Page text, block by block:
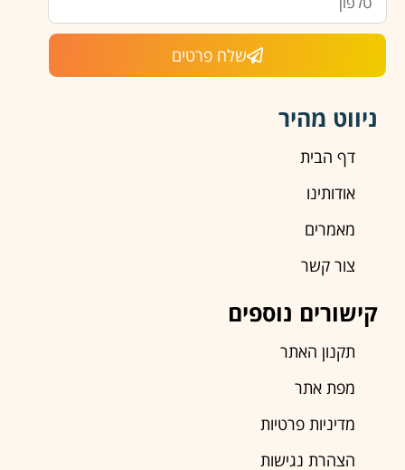
שלח פרטים
ניווט מהיר
דף הבית
אודותינו
מאמרים
צור קשר
קישורים נוספים
תקנון האתר
מפת אתר
מדיניות פרטיות
הצהרת נגישות